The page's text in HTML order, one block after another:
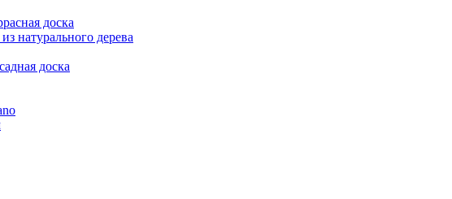
доска
натурального дерева
доска